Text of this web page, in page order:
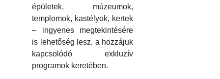
épületek, múzeumok,
templomok, kastélyok, kertek
– ingyenes megtekintésére
is lehetőség lesz, a hozzájuk
kapcsolódó exkluzív
programok keretében.